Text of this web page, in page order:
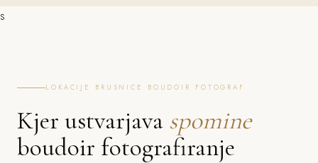
s
LOKACIJE BRUSNICE BOUDOIR FOTOGRAF
Kjer ustvarjava spomine
boudoir fotografiranje